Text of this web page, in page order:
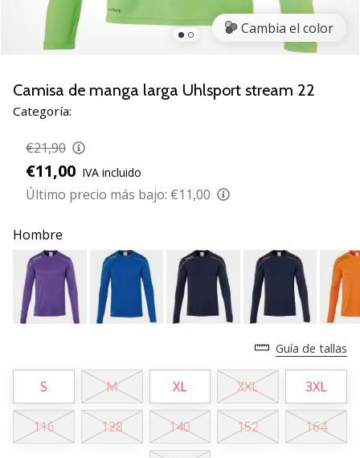
voleibol
Regalos
Navidad
jugadores
voleibol:
¡Nuestros
consejos
ayudarán
a
elegir
el
regalo
perfecto!
11. 8. 2022
•
2 min. de lectura
¡Conviértete
Cambia el color
Camisa de manga larga Uhlsport stream 22
Categoría:
€21,90
€11,00 IVA incluido
Último precio más bajo: €11,00
Hombre
Guía de tallas
S M XL XXL 3XL
116 128 140 152 164